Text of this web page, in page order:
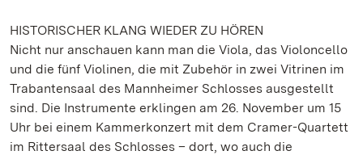
HISTORISCHER KLANG WIEDER ZU HÖREN
Nicht nur anschauen kann man die Viola, das Violoncello
und die fünf Violinen, die mit Zubehör in zwei Vitrinen im
Trabantensaal des Mannheimer Schlosses ausgestellt
sind. Die Instrumente erklingen am 26. November um 15
Uhr bei einem Kammerkonzert mit dem Cramer-Quartett
im Rittersaal des Schlosses – dort, wo auch die